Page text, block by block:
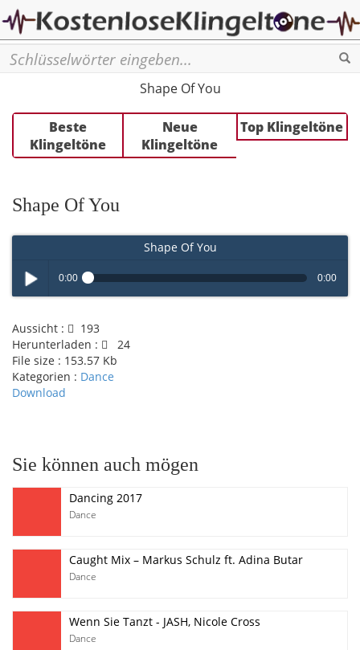
Shape Of You
Beste
Klingeltöne
Neue
Klingeltöne
Top Klingeltöne
Shape Of You
Shape Of You
Play /
0:00 0:00
Aussicht :
193
Herunterladen :
24
File size : 153.57 Kb
Kategorien : Dance
Download
Sie können auch mögen
Dancing 2017
Dance
Caught Mix – Markus Schulz ft. Adina Butar
Dance
Wenn Sie Tanzt - JASH, Nicole Cross
Dance